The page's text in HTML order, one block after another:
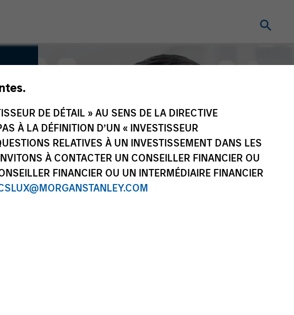
DE DÉTAIL » AU SENS DE LA DIRECTIVE
À LA DÉFINITION D’UN « INVESTISSEUR
RELATIVES À UN INVESTISSEMENT DANS LES
À CONTACTER UN CONSEILLER FINANCIER OU
FINANCIER OU UN INTERMÉDIAIRE FINANCIER